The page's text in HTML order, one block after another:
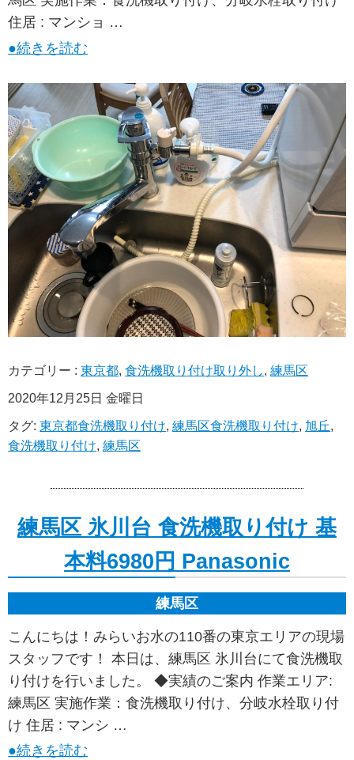
住居 : マンショ …
●続きを読む
カテゴリー :東京都,食洗機取り付け取り外し,練馬区
2020年12月25日 金曜日
タグ:東京都食洗機取り付け,練馬区食洗機取り付け, 旭丘,
食洗機取り付け,練馬区
練馬区 氷川台 食洗機取り付け 基
本料6980円 Panasonic
練馬区
こんにちは！みらいお水の110番の東京エリアの現場
スタッフです！ 本日は、練馬区 氷川台にて食洗機取
り付けを行いました。 ◆実績のご案内 作業エリア:
練馬区 実施作業：食洗機取り付け、分岐水栓取り付
け 住居 : マンシ …
●続きを読む